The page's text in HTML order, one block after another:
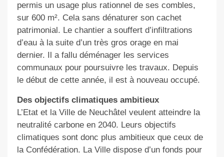
permis un usage plus rationnel de ses combles,
sur 600 m². Cela sans dénaturer son cachet
patrimonial. Le chantier a souffert d’infiltrations
d’eau à la suite d’un très gros orage en mai
dernier. Il a fallu déménager les services
communaux pour poursuivre les travaux. Depuis
le début de cette année, il est à nouveau occupé.
Des objectifs climatiques ambitieux
L’Etat et la Ville de Neuchâtel veulent atteindre la
neutralité carbone en 2040. Leurs objectifs
climatiques sont donc plus ambitieux que ceux de
la Confédération. La Ville dispose d’un fonds pour